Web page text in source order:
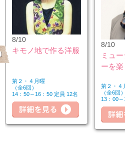
8/10
キモノ地で作る洋服
第２・４月曜
（全6回）
14：50～16：50 定員 12名
8/10
ミュ
ーを楽
第２・４
（全6回）
13：00
詳細を見る
詳細を見る